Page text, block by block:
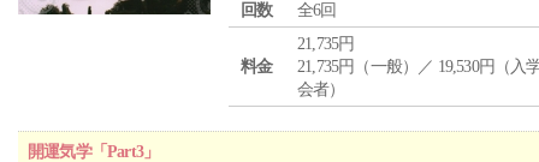
回数
全6回
料金
21,735円
21,735円（一般）／ 19,530円（入
会者）
開運気学「Part3」